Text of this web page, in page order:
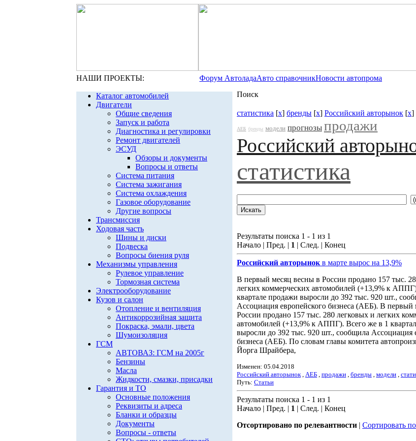
НАШИ ПРОЕКТЫ: Форум АвтоладаАвто справочникНовости автопрома
Каталог автомобилей
Двигатели
Общие сведения
Запуск и работа
Диагностика и регулировки
Ремонт двигателей
ЭСУД
Обзоры и документы
Вопросы и ответы
Система питания
Система зажигания
Система охлаждения
Газовое оборудование
Другие вопросы
Трансмиссия
Ходовая часть
Шины и диски
Подвеска
Вопросы биения руля
Механизмы управления
Рулевое управление
Тормозная система
Электрооборудование
Кузов и салон
Отопление и вентиляция
Антикоррозийная защита
Покраска, эмали, цвета
Шумоизоляция
ГСМ
АВТОВАЗ: ГСМ на 2005г
Бензины
Масла
Жидкости, смазки, присадки
Гарантия и ТО
Основные положения
Реквизиты и адреса
Бланки и образцы
Документы
Вопросы - ответы
Поиск
статистика [x] бренды [x] Российский авторынок [x]
АЕБ бренды модели прогнозы продажи
Российский
статистика
Результаты поиска 1 - 1 из 1
Начало | Пред. | 1 | След. | Конец
Российский авторынок в марте вырос на 13,9%
В первый месяц весны в России продано 157 тыс.
легких коммерческих автомобилей (+13,9% к
квартале продажи выросли до 392 тыс. 920 шт.,
Ассоциация европейского бизнеса (АЕБ). В первый
России продано 157 тыс. 280 легковых и легких
автомобилей (+13,9% к АППГ). Всего же в 1
выросли до 392 тыс. 920 шт., сообщила Ассоциация
бизнеса (АЕБ). По словам главы комитета
Йорга Шрайбера,
Изменен: 05.04.2018
Российский авторынок, АЕБ , продажи , бренды , модели ,
Путь: Статьи
Результаты поиска 1 - 1 из 1
Начало | Пред. | 1 | След. | Конец
Отсортировано по релевантности | Сортировать